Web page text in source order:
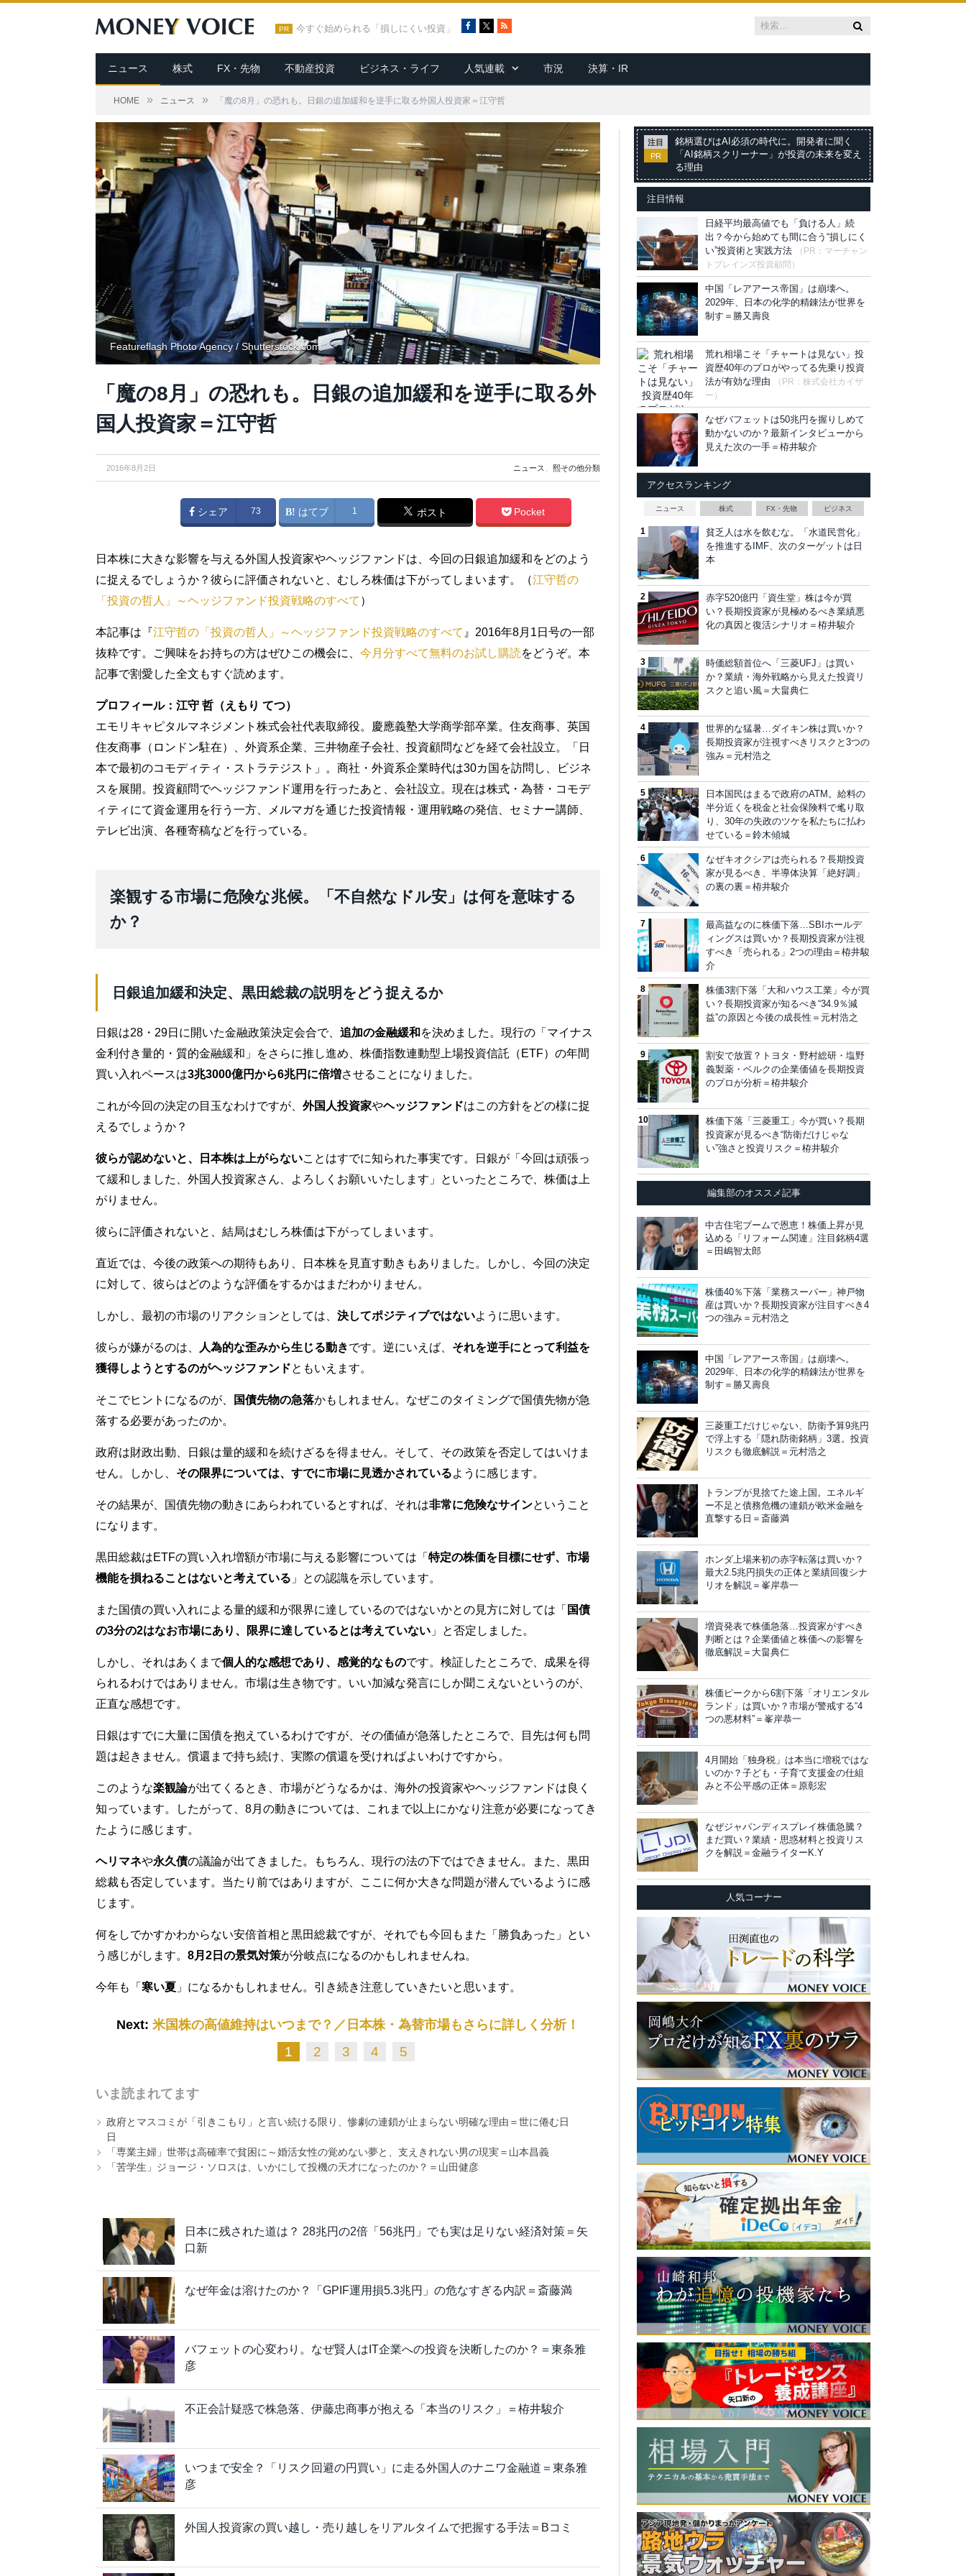
PR 今すぐ始められる「損しにくい投資」
c
e
b
R
S
ニュース 株式 FX・先物 不動産投資 ビジネス・ライフ 人気連載 市況 決算・IR
HOME » ニュース » 「魔の8月」の恐れも。日銀の追加緩和を逆手に取る外国人投資家＝江守哲
Featureflash Photo Agency / Shutterstock.com
「魔の8月」の恐れも。日銀の追加緩和を逆手に取る外
国人投資家＝江守哲
2016年8月2日 ニュース 熙その他分類
シェア 73 はてブ 1 ポスト Pocket
日本株に大きな影響を与える外国人投資家やヘッジファンドは、今回の日銀追加緩和をどのよう
に捉えるでしょうか？彼らに評価されないと、むしろ株価は下がってしまいます。（江守哲の
「投資の哲人」～ヘッジファンド投資戦略のすべて ）
本記事は『江守哲の「投資の哲人」～ヘッジファンド投資戦略のすべて 』2016年8月1日号の一部
抜粋です。ご興味をお持ちの方はぜひこの機会に、 今月分すべて無料のお試し購読をどうぞ。本
記事で割愛した全文もすぐ読めます。
プロフィール：江守 哲（えもり てつ）
エモリキャピタルマネジメント株式会社代表取締役。慶應義塾大学商学部卒業。住友商事、英国
住友商事（ロンドン駐在）、外資系企業、三井物産子会社、投資顧問などを経て会社設立。「日
本で最初のコモディティ・ストラテジスト」。商社・外資系企業時代は30カ国を訪問し、ビジネ
スを展開。投資顧問でヘッジファンド運用を行ったあと、会社設立。現在は株式・為替・コモデ
ィティにて資金運用を行う一方、メルマガを通じた投資情報・運用戦略の発信、セミナー講師、
テレビ出演、各種寄稿などを行っている。
楽観する市場に危険な兆候。「不自然なドル安」は何を意味する
か？
日銀追加緩和決定、黒田総裁の説明をどう捉えるか
日銀は28・29日に開いた金融政策決定会合で、 追加の金融緩和 を決めました。現行の「マイナス
金利付き量的・質的金融緩和」をさらに推し進め、株価指数連動型上場投資信託（ETF）の年間
買い入れペースは3兆3000億円から6兆円に倍増させることになりました。
これが今回の決定の目玉なわけですが、 外国人投資家やヘッジファンドはこの方針をどの様に捉
えるでしょうか？
彼らが認めないと、日本株は上がらないことはすでに知られた事実です。日銀が「今回は頑張っ
て緩和しました、外国人投資家さん、よろしくお願いいたします」といったところで、株価は上
がりません。
彼らに評価されないと、結局はむしろ株価は下がってしまいます。
直近では、今後の政策への期待もあり、日本株を見直す動きもありました。しかし、今回の決定
に対して、彼らはどのような評価をするかはまだわかりません。
しかし、最初の市場のリアクションとしては、 決してポジティブではないように思います。
彼らが嫌がるのは、 人為的な歪みから生じる動きです。逆にいえば、 それを逆手にとって利益を
獲得しようとするのがヘッジファンドともいえます。
そこでヒントになるのが、 国債先物の急落かもしれません。なぜこのタイミングで国債先物が急
落する必要があったのか。
政府は財政出動、日銀は量的緩和を続けざるを得ません。そして、その政策を否定してはいけま
せん。しかし、 その限界については、すでに市場に見透かされているように感じます。
その結果が、国債先物の動きにあらわれているとすれば、それは非常に危険なサインということ
になります。
黒田総裁はETFの買い入れ増額が市場に与える影響については「 特定の株価を目標にせず、市場
機能を損ねることはないと考えている 」との認識を示しています。
また国債の買い入れによる量的緩和が限界に達しているのではないかとの見方に対しては「 国債
の3分の2はなお市場にあり、限界に達しているとは考えていない 」と否定しました。
しかし、それはあくまで個人的な感想であり、感覚的なものです。検証したところで、成果を得
られるわけではありません。市場は生き物です。いい加減な発言にしか聞こえないというのが、
正直な感想です。
日銀はすでに大量に国債を抱えているわけですが、その価値が急落したところで、目先は何も問
題は起きません。償還まで持ち続け、実際の償還を受ければよいわけですから。
このような楽観論が出てくるとき、市場がどうなるかは、海外の投資家やヘッジファンドは良く
知っています。したがって、8月の動きについては、これまで以上にかなり注意が必要になってき
たように感じます。
ヘリマネや永久債の議論が出てきました。もちろん、現行の法の下ではできません。また、黒田
総裁も否定しています。当たり前ではありますが、ここに何か大きな問題が潜んでいるように感
じます。
何をしでかすかわからない安倍首相と黒田総裁ですが、それでも今回もまた「勝負あった」とい
う感じがします。 8月2日の景気対策が分岐点になるのかもしれませんね。
今年も「 寒い夏 」になるかもしれません。引き続き注意していきたいと思います。
Next: 米国株の高値維持はいつまで？／日本株・為替市場もさらに詳しく分析！
1 2 3 4 5
いま読まれてます
政府とマスコミが「引きこもり」と言い続ける限り、惨劇の連鎖が止まらない明確な理由＝世に倦む日
日
「専業主婦」世帯は高確率で貧困に～婚活女性の覚めない夢と、支えきれない男の現実＝山本昌義
「苦学生」ジョージ・ソロスは、いかにして投機の天才になったのか？＝山田健彦
日本に残された道は？ 28兆円の2倍「56兆円」でも実は足りない経済対策＝矢
口新
なぜ年金は溶けたのか？「GPIF運用損5.3兆円」の危なすぎる内訳＝斎藤満
バフェットの心変わり。なぜ賢人はIT企業への投資を決断したのか？＝東条雅
彦
不正会計疑惑で株急落、伊藤忠商事が抱える「本当のリスク」＝栫井駿介
いつまで安全？「リスク回避の円買い」に走る外国人のナニワ金融道＝東条雅
彦
外国人投資家の買い越し・売り越しをリアルタイムで把握する手法＝Bコミ
注目
PR
銘柄選びはAI必須の時代に。開発者に聞く
「AI銘柄スクリーナー」が投資の未来を変え
る理由
注目情報
日経平均最高値でも「負ける人」続
出？今から始めても間に合う“損しにく
い”投資術と実践方法
（PR：マーチャン
トブレインズ投資顧問）
中国「レアアース帝国」は崩壊へ。
2029年、日本の化学的精錬法が世界を
制す＝勝又壽良
荒れ相場こそ「チャートは見ない」投
資歴40年のプロがやってる先乗り投資
法が有効な理由
（PR：株式会社カイザ
ー）
なぜバフェットは50兆円を握りしめて
動かないのか？最新インタビューから
見えた次の一手＝栫井駿介
アクセスランキング
ニュース 株式 FX・先物 ビジネス
貧乏人は水を飲むな。「水道民営化」
を推進するIMF、次のターゲットは日
本
赤字520億円「資生堂」株は今が買
い？長期投資家が見極めるべき業績悪
化の真因と復活シナリオ＝栫井駿介
時価総額首位へ「三菱UFJ」は買い
か？業績・海外戦略から見えた投資リ
スクと追い風＝大畠典仁
世界的な猛暑…ダイキン株は買いか？
長期投資家が注視すべきリスクと3つの
強み＝元村浩之
日本国民はまるで政府のATM。給料の
半分近くを税金と社会保険料で毟り取
り、30年の失政のツケを私たちに払わ
せている＝鈴木傾城
なぜキオクシアは売られる？長期投資
家が見るべき、半導体決算「絶好調」
の裏の裏＝栫井駿介
最高益なのに株価下落…SBIホールデ
ィングスは買いか？長期投資家が注視
すべき「売られる」2つの理由＝栫井駿
介
株価3割下落「大和ハウス工業」今が買
い？長期投資家が知るべき“34.9％減
益”の原因と今後の成長性＝元村浩之
割安で放置？トヨタ・野村総研・塩野
義製薬・ベルクの企業価値を長期投資
のプロが分析＝栫井駿介
株価下落「三菱重工」今が買い？長期
投資家が見るべき“防衛だけじゃな
い”強さと投資リスク＝栫井駿介
編集部のオススメ記事
中古住宅ブームで恩恵！株価上昇が見
込める「リフォーム関連」注目銘柄4選
＝田嶋智太郎
株価40％下落「業務スーパー」神戸物
産は買いか？長期投資家が注目すべき4
つの強み＝元村浩之
中国「レアアース帝国」は崩壊へ。
2029年、日本の化学的精錬法が世界を
制す＝勝又壽良
三菱重工だけじゃない、防衛予算9兆円
で浮上する「隠れ防衛銘柄」3選。投資
リスクも徹底解説＝元村浩之
トランプが見捨てた途上国。エネルギ
ー不足と債務危機の連鎖が欧米金融を
直撃する日＝斎藤満
ホンダ上場来初の赤字転落は買いか？
最大2.5兆円損失の正体と業績回復シナ
リオを解説＝峯岸恭一
増資発表で株価急落…投資家がすべき
判断とは？企業価値と株価への影響を
徹底解説＝大畠典仁
株価ピークから6割下落「オリエンタル
ランド」は買いか？市場が警戒する“4
つの悪材料”＝峯岸恭一
4月開始「独身税」は本当に増税ではな
いのか？子ども・子育て支援金の仕組
みと不公平感の正体＝原彰宏
なぜジャパンディスプレイ株価急騰？
まだ買い？業績・思惑材料と投資リス
クを解説＝金融ライターK.Y
人気コーナー